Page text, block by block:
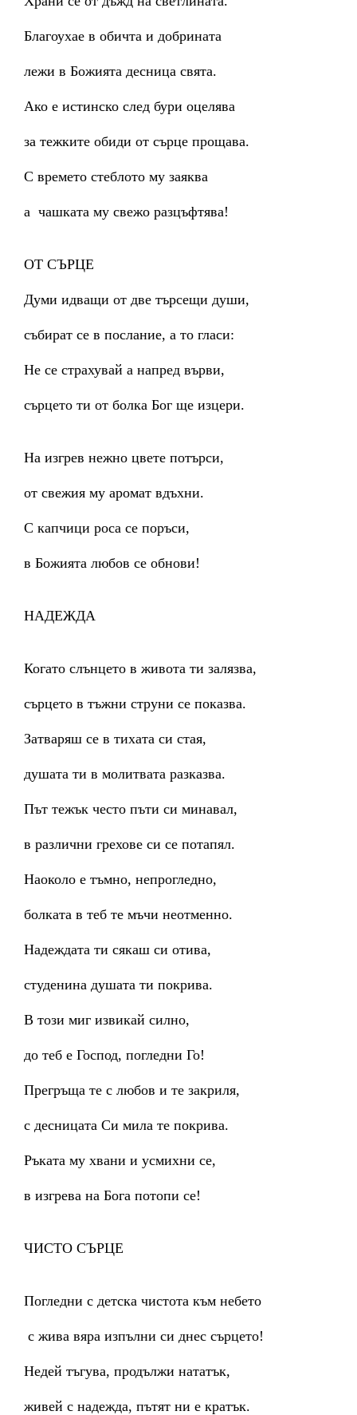
Благоухае в обичта и добрината
лежи в Божията десница свята.
Ако е истинско след бури оцелява
за тежките обиди от сърце прощава.
С времето стеблото му заяква
а чашката му свежо разцъфтява!
ОТ СЪРЦЕ
Думи идващи от две търсещи души,
събират се в послание, а то гласи:
Не се страхувай а напред върви,
сърцето ти от болка Бог ще изцери.
На изгрев нежно цвете потърси,
от свежия му аромат вдъхни.
С капчици роса се поръси,
в Божията любов се обнови!
НАДЕЖДА
Когато слънцето в живота ти залязва,
сърцето в тъжни струни се показва.
Затваряш се в тихата си стая,
душата ти в молитвата разказва.
Път тежък често пъти си минавал,
в различни грехове си се потапял.
Наоколо е тъмно, непрогледно,
болката в теб те мъчи неотменно.
Надеждата ти сякаш си отива,
студенина душата ти покрива.
В този миг извикай силно,
до теб е Господ, погледни Го!
Прегръща те с любов и те закриля,
с десницата Си мила те покрива.
Ръката му хвани и усмихни се,
в изгрева на Бога потопи се!
ЧИСТО СЪРЦЕ
Погледни с детска чистота към небето
с жива вяра изпълни си днес сърцето!
Недей тъгува, продължи нататък,
живей с надежда, пътят ни е кратък.